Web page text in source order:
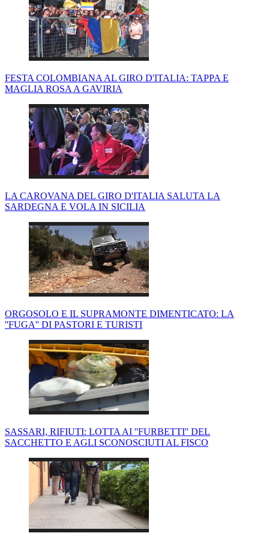
FESTA COLOMBIANA AL GIRO D'ITALIA: TAPPA E
MAGLIA ROSA A GAVIRIA
LA CAROVANA DEL GIRO D'ITALIA SALUTA LA
SARDEGNA E VOLA IN SICILIA
ORGOSOLO E IL SUPRAMONTE DIMENTICATO: LA
''FUGA'' DI PASTORI E TURISTI
SASSARI, RIFIUTI: LOTTA AI ''FURBETTI'' DEL
SACCHETTO E AGLI SCONOSCIUTI AL FISCO